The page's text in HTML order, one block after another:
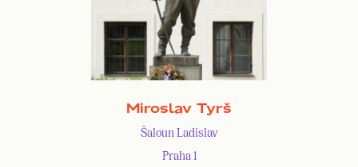
Miroslav Tyrš
Šaloun Ladislav
Praha 1